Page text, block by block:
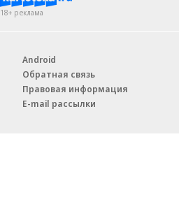
18+ реклама
Android
Обратная связь
Правовая информация
E-mail рассылки